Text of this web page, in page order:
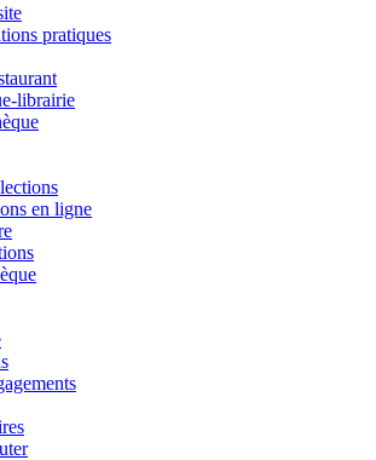
pratiques
librairie
en ligne